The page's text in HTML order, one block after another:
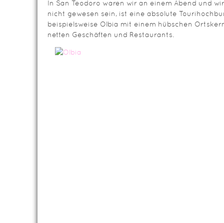
In San Teodoro waren wir an einem Abend und
nicht gewesen sein, ist eine absolute
beispielsweise Olbia mit einem hübschen
netten Geschäften und Restaurants.